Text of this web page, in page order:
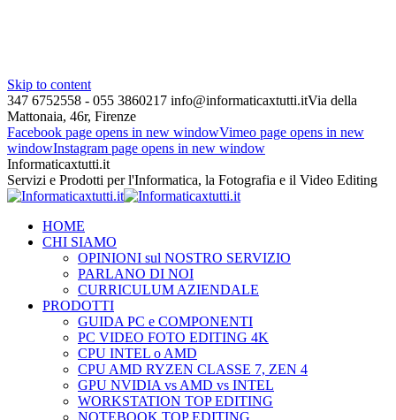
Skip to content
347 6752558 - 055 3860217 info@informaticaxtutti.itVia della
Mattonaia, 46r, Firenze
Facebook page opens in new windowVimeo page opens in new
windowInstagram page opens in new window
Informaticaxtutti.it
Servizi e Prodotti per l'Informatica, la Fotografia e il Video Editing
HOME
CHI SIAMO
OPINIONI sul NOSTRO SERVIZIO
PARLANO DI NOI
CURRICULUM AZIENDALE
PRODOTTI
GUIDA PC e COMPONENTI
PC VIDEO FOTO EDITING 4K
CPU INTEL o AMD
CPU AMD RYZEN CLASSE 7, ZEN 4
GPU NVIDIA vs AMD vs INTEL
WORKSTATION TOP EDITING
NOTEBOOK TOP EDITING